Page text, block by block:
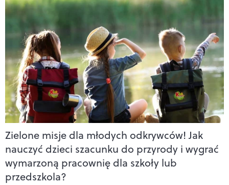
Zielone misje dla młodych odkrywców! Jak
nauczyć dzieci szacunku do przyrody i wygrać
wymarzoną pracownię dla szkoły lub
przedszkola?